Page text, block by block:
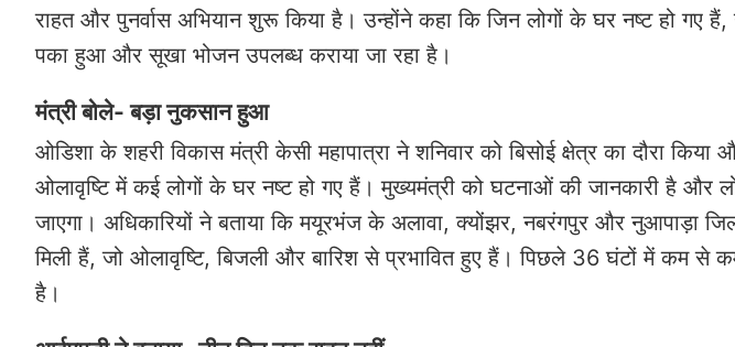
राहत और पुनर्वास अभियान शुरू किया है। उन्होंने कहा कि जिन लोगों के घर नष्ट हो गए हैं,
पका हुआ और सूखा भोजन उपलब्ध कराया जा रहा है।
मंत्री बोले- बड़ा नुकसान हुआ
ओडिशा के शहरी विकास मंत्री केसी महापात्रा ने शनिवार को बिसोई क्षेत्र का दौरा
ओलावृष्टि में कई लोगों के घर नष्ट हो गए हैं। मुख्यमंत्री को घटनाओं की जानकारी है और
जाएगा। अधिकारियों ने बताया कि मयूरभंज के अलावा, क्योंझर, नबरंगपुर और नुआपाड़ा
मिली हैं, जो ओलावृष्टि, बिजली और बारिश से प्रभावित हुए हैं। पिछले 36 घंटों में कम से
है।